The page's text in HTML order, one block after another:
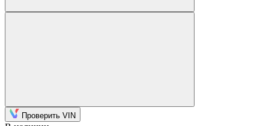
Проверить VIN